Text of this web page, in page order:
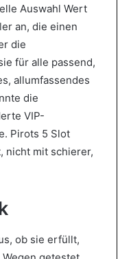
Auswahl Wert
an, die einen
die
für alle passend,
allumfassendes
die
VIP-
Pirots 5 Slot
nicht mit schierer,
ob sie erfüllt,